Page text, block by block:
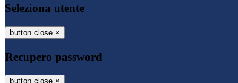
Seleziona utente
button close ×
Recupero password
button close ×